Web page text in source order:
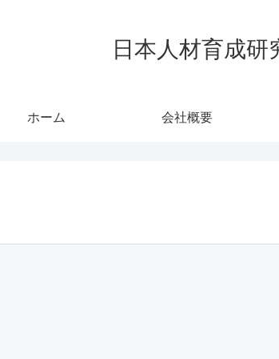
日本人材育成研
ホーム 会社概要